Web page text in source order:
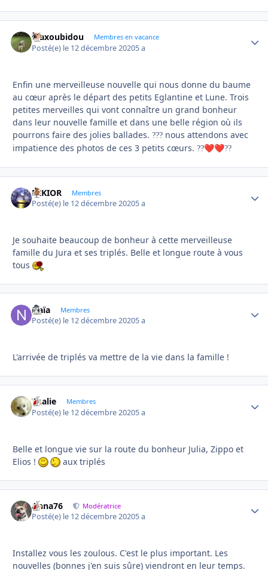
Maxoubidou Membres en vacance
Posté(e) le 12 décembre 20205 a
Enfin une merveilleuse nouvelle qui nous donne du baume
au cœur après le départ des petits Eglantine et Lune. Trois
petites merveilles qui vont connaître un grand bonheur
dans leur nouvelle famille et dans une belle région où ils
pourrons faire des jolies ballades. ??? nous attendons avec
impatience des photos de ces 3 petits cœurs. ??❤️❤️??
NIKIOR Membres
Posté(e) le 12 décembre 20205 a
Je souhaite beaucoup de bonheur à cette merveilleuse
famille du Jura et ses triplés. Belle et longue route à vous
tous
Naïa Membres
Posté(e) le 12 décembre 20205 a
L'arrivée de triplés va mettre de la vie dans la famille !
Thalie Membres
Posté(e) le 12 décembre 20205 a
Belle et longue vie sur la route du bonheur Julia, Zippo et
Elios !
aux triplés
Anna76 Modératrice
Posté(e) le 12 décembre 20205 a
Installez vous les zoulous. C'est le plus important. Les
nouvelles (bonnes j'en suis sûre) viendront en leur temps.